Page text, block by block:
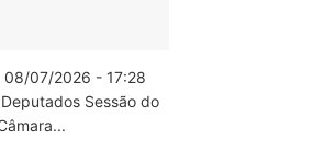
08/07/2026 - 17:28
Sessão do